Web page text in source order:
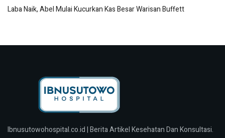
Laba Naik, Abel Mulai Kucurkan Kas Besar Warisan Buffett
Ibnusutowohospital.co.id | Berita Artikel Kesehatan Dan Konsultasi.